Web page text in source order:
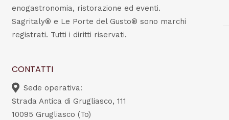
enogastronomia, ristorazione ed eventi.
Sagritaly® e Le Porte del Gusto® sono marchi
registrati. Tutti i diritti riservati.
CONTATTI
Sede operativa:
Strada Antica di Grugliasco, 111
10095 Grugliasco (To)